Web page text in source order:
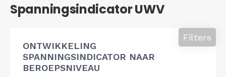
Spanningsindicator UWV
ONTWIKKELING
SPANNINGSINDICATOR NAAR
BEROEPSNIVEAU
Filters